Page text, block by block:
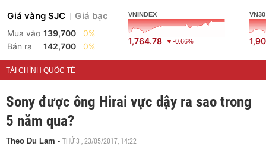
Giá vàng SJC Giá bạc
Mua vào 139,700
0%
Bán ra
142,700 0%
VNINDEX
1,764.78 -0.66%
VN30
TÀI CHÍNH QUỐC TẾ
Sony được ông Hirai vực dậy ra sao trong
5 năm qua?
Theo Du Lam - THỨ 3 , 23/05/2017, 14:22